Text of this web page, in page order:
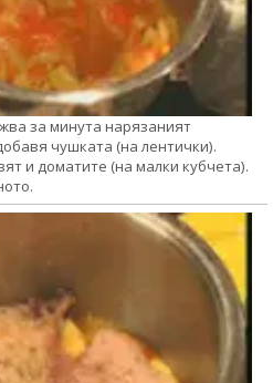
за минута нарязаният
чушката (на лентички).
и доматите (на малки кубчета).